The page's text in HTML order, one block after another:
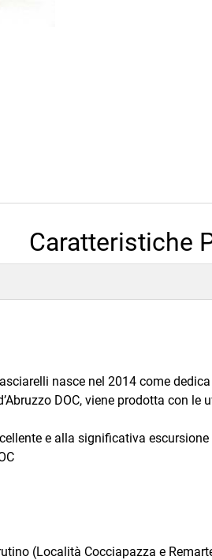
Caratteristiche
nasce nel 2014 come
DOC, viene prodotta con
e alla significativa escursione
(Località Cocciapazza e